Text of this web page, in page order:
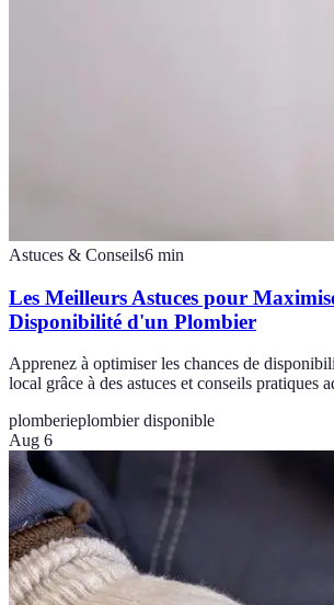
Astuces & Conseils6 min
Les Meilleurs Astuces pour
Disponibilité d'un Plombier
Apprenez à optimiser les chances de
local grâce à des astuces et conseils pratiques
plomberieplombier disponible
Aug 6